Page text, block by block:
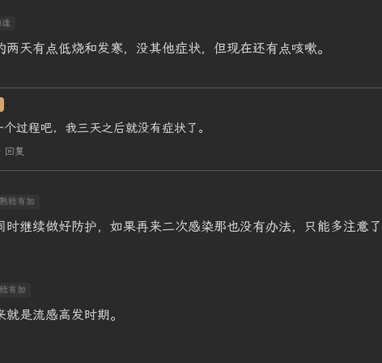
两天有点低烧和发寒，没其他症状，但现在还有点咳嗽。
个过程吧，我三天之后就没有症状了。
回复
稔有加
时继续做好防护，如果再来二次感染那也没有办法，只能多注意了
有加
是流感高发时期。